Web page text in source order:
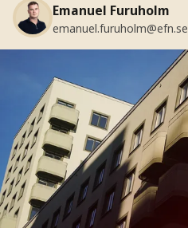
Emanuel Furuholm
emanuel.furuholm@efn.se